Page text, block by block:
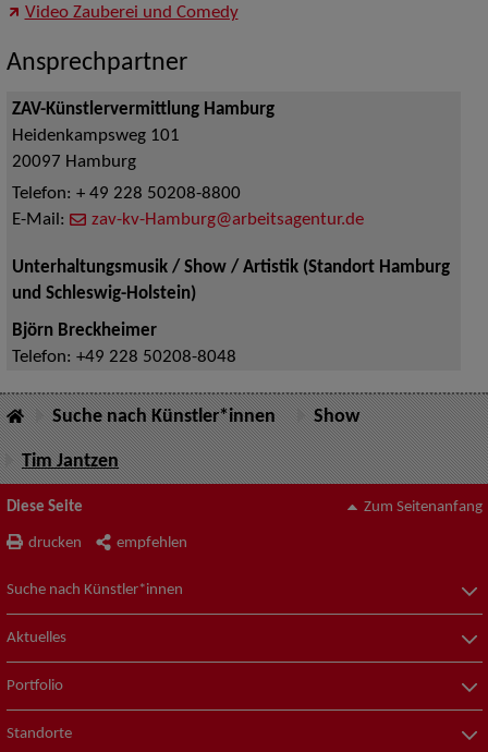
Video Zauberei und Comedy
Ansprechpartner
ZAV-Künstlervermittlung Hamburg
Heidenkampsweg 101
20097 Hamburg
Telefon: + 49 228 50208-8800
E-Mail:
zav-kv-Hamburg@arbeitsagentur.de
Unterhaltungsmusik / Show / Artistik (Standort Hamburg
und Schleswig-Holstein)
Björn Breckheimer
Telefon: +49 228 50208-8048
Suche nach Künstler*innen Show
Tim Jantzen
Diese Seite
drucken empfehlen
Zum Seitenanfang
Suche nach Künstler*innen
Aktuelles
Portfolio
Standorte